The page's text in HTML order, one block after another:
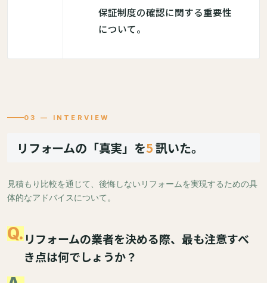
保証制度の確認に関する重要性
について。
03 — INTERVIEW
リフォームの「真実」を5訊いた。
見積もり比較を通じて、後悔しないリフォームを実現するための具
体的なアドバイスについて。
Q.リフォームの業者を決める際、最も注意すべ
き点は何でしょうか？